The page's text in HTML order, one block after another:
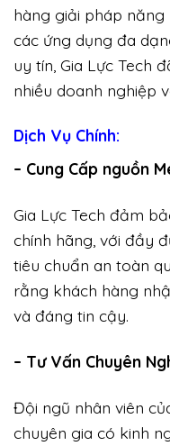
hàng giải pháp
các ứng dụng đa
uy tín, Gia Lực Tech
nhiều doanh nghiệp
Dịch Vụ Chính:
– Cung Cấp nguồn
Gia Lực Tech đảm
chính hãng, với đầy
tiêu chuẩn an toàn
rằng khách hàng
và đáng tin cậy.
– Tư Vấn Chuyên
Đội ngũ nhân viên
chuyên gia có kinh